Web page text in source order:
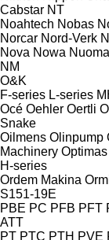
Cabstar NT
Noahtech Nobas
Norcar Nord-Verk
Nova Nowa
NM
O&K
F-series L-series
Océ Oehler Oertli
Snake
Oilmens Olinpump
Machinery Optimas
H-series
Ordem Makina
S151-19E
PBE PC PFB PFT
ATT
PT PTC PTH PVE